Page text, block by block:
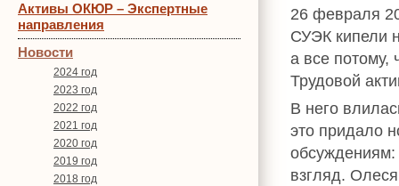
Активы ОКЮР – Экспертные
направления
Новости
2024 год
2023 год
2022 год
2021 год
2020 год
2019 год
2018 год
26 февраля
СУЭК кипели
а все потому,
Трудовой
В него
это придало
обсуждениям:
взгляд.